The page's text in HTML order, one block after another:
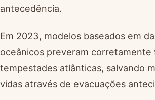
antecedência.
Em 2023, modelos baseados em
oceânicos preveram corretamente
tempestades atlânticas, salvando
vidas através de evacuações